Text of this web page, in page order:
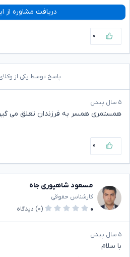
دریافت مشاوره از
۰
پاسخ توسط یکی از وکلای
۵ سال پیش
همستمری همسر به فرزندان تعلق می
۰
مسعود شاهپوری جاه
کارشناس حقوقی
۰
(۰) دیدگاه
۵ سال پیش
با سلام